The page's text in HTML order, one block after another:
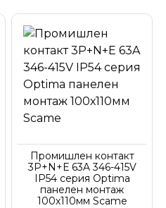
Промишлен контакт
3P+N+Е 63A 346-415V
IP54 серия Optima
панелен монтаж
100х110мм Scame